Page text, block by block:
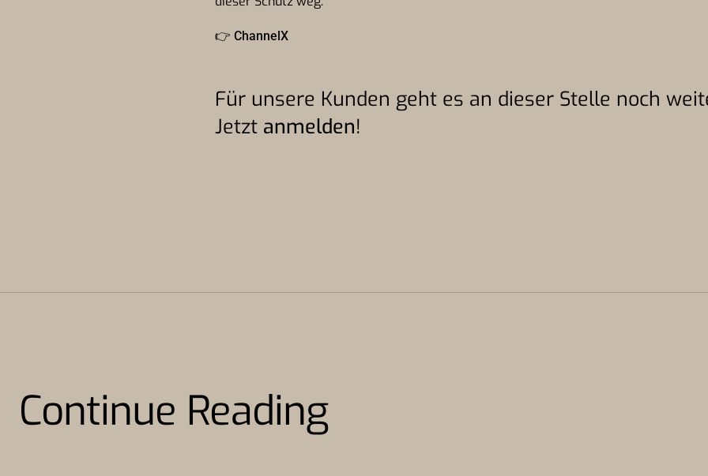
👉 ChannelX
Für unsere Kunden geht es an dieser Stelle noch
Jetzt anmelden!
Continue Reading